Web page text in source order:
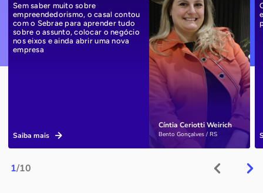
1/10
Cíntia Ceriotti Weirich
Bento Gonçalves / RS
Sem saber muito sobre
empreendedorismo, o casal contou
com o Sebrae para aprender tudo
sobre o assunto, colocar o negócio
nos eixos e ainda abrir uma nova
empresa
Saiba mais